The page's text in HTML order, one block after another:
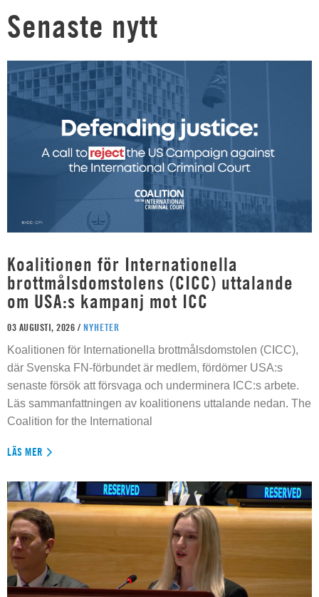
Senaste nytt
Koalitionen för Internationella
brottmålsdomstolens (CICC) uttalande
om USA:s kampanj mot ICC
03 AUGUSTI, 2026 / NYHETER
Koalitionen för Internationella brottmålsdomstolen (CICC),
där Svenska FN-förbundet är medlem, fördömer USA:s
senaste försök att försvaga och underminera ICC:s arbete.
Läs sammanfattningen av koalitionens uttalande nedan. The
Coalition for the International
LÄS MER